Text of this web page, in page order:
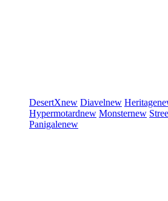
DesertXnew Diavelnew Heritage
Hypermotardnew Monsternew
Panigalenew